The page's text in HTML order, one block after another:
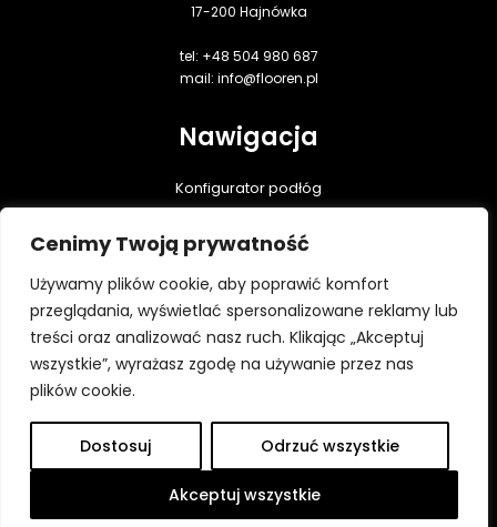
Cenimy Twoją prywatność
Używamy plików cookie, aby poprawić komfort
przeglądania, wyświetlać spersonalizowane reklamy lub
treści oraz analizować nasz ruch. Klikając „Akceptuj
wszystkie”, wyrażasz zgodę na używanie przez nas
plików cookie.
Dostosuj Odrzuć wszystkie
Akceptuj wszystkie
17-200 Hajnówka
tel: +48 504 980 687
mail: info@flooren.pl
Nawigacja
Konfigurator podłóg
Realizacje
Praktyczna wiedza
Do pobrania
Kontakt
Polityka prywatności
Wszystkie prawa zastrzeżone ⓒ Flooren 2026
Platforma utworzona przez Hypercon.pl